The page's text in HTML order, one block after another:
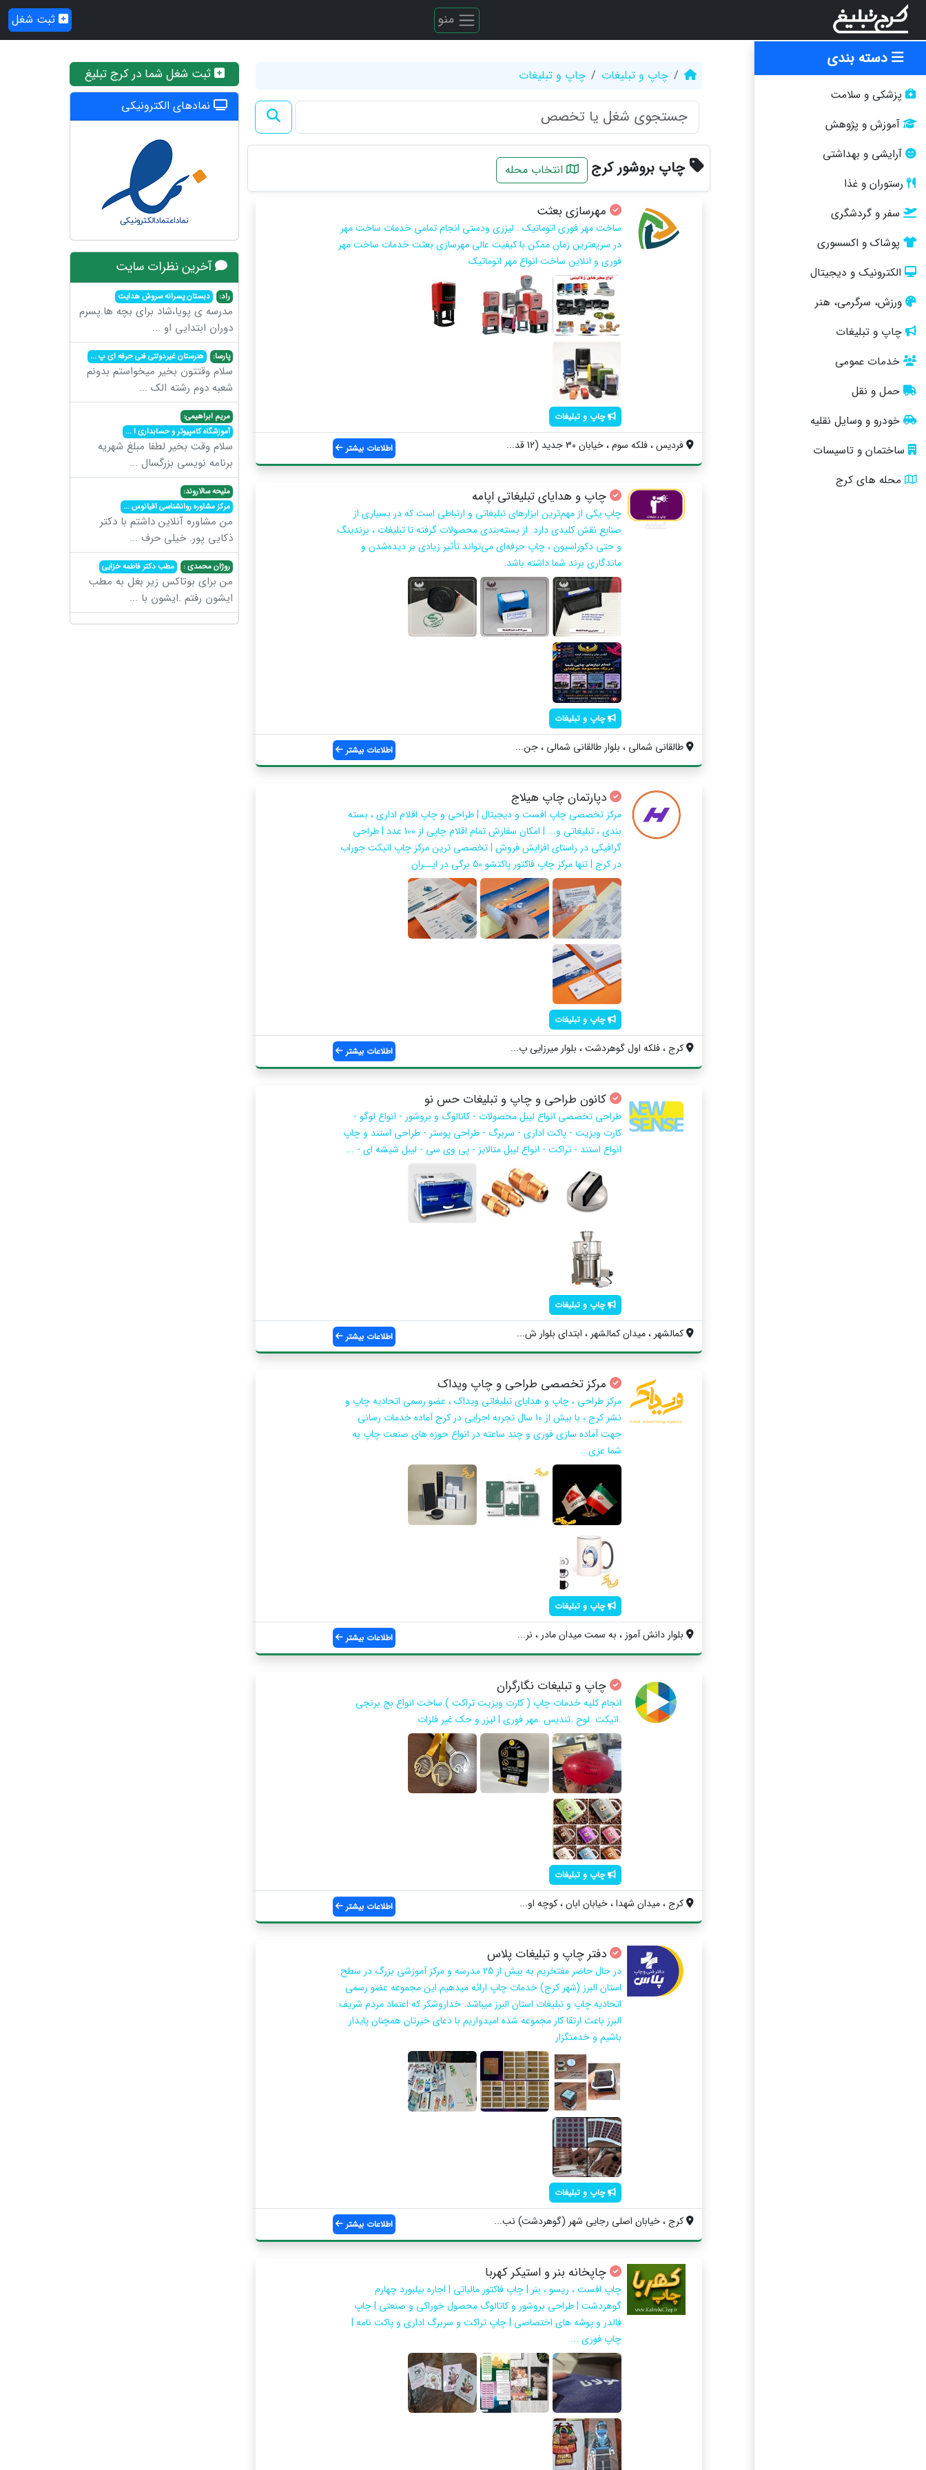
منو ثبت شغل
دسته بندی
پزشکی و سلامت
آموزش و پژوهش
آرایشی و بهداشتی
رستوران و غذا
سفر و گردشگری
پوشاک و اکسسوری
الکترونیک و دیجیتال
ورزش، سرگرمی، هنر
چاپ و تبلیغات
خدمات عمومی
حمل و نقل
خودرو و وسایل نقلیه
ساختمان و تاسیسات
محله های کرج
چاپ و تبلیغات چاپ و تبلیغات
چاپ بروشور کرج انتخاب محله
مهرسازی بعثت
ساخت مهر فوری اتوماتیک . لیزری ودستی انجام تمامی خدمات ساخت مهر
در سریعترین زمان ممکن با کیفیت عالی مهرسازی بعثت خدمات ساخت مهر
فوری و انلاین ساخت انواع مهر اتوماتیک
چاپ و تبلیغات
فردیس ، فلکه سوم ، خیابان 30 جدید (12 قد... اطلاعات بیشتر
چاپ و هدایای تبلیغاتی اپامه
چاپ یکی از مهم‌ترین ابزارهای تبلیغاتی و ارتباطی است که در بسیاری از
صنایع نقش کلیدی دارد. از بسته‌بندی محصولات گرفته تا تبلیغات ، برندینگ
و حتی دکوراسیون ، چاپ حرفه‌ای می‌تواند تأثیر زیادی بر دیده‌شدن و
ماندگاری برند شما داشته باشد.
چاپ و تبلیغات
طالقانی شمالی ، بلوار طالقانی شمالی ، جن... اطلاعات بیشتر
دپارتمان چاپ هیلاج
مرکز تخصصی چاپ افست و دیجیتال | طراحی و چاپ اقلام اداری ، بسته‌
بندی ، تبلیغاتی و... | امکان سفارش تمام اقلام چاپی از 100 عدد | طراحی
گرافیکی در راستای افزایش فروش | تخصصی ترین مرکز چاپ اتیکت جوراب
در کرج | تنها مرکز چاپ فاکتور پاکتشو 50 برگی در ایــران
چاپ و تبلیغات
کرج ، فلکه اول گوهردشت ، بلوار میرزایی پ... اطلاعات بیشتر
کانون طراحی و چاپ و تبلیغات حس نو
طراحی تخصصی انواع لیبل محصولات - کاتالوگ و بروشور - انواع لوگو -
کارت ویزیت - پاکت اداری - سربرگ - طراحی پوستر - طراحی استند و چاپ
انواع استند - تراکت - انواع لیبل متالایز - پی وی سی - لیبل شیشه ای - ...
چاپ و تبلیغات
کمالشهر ، میدان کمالشهر ، ابتدای بلوار ش... اطلاعات بیشتر
مرکز تخصصی طراحی و چاپ ویداک
مرکز طراحی ، چاپ و هدایای تبلیغاتی ویداک ، عضو رسمی اتحادیه چاپ و
نشر کرج ، با بیش از 10 سال تجربه اجرایی در کرج آماده خدمات رسانی
جهت آماده سازی فوری و چند ساعته در انواع حوزه های صنعت چاپ به
شما عزی...
چاپ و تبلیغات
بلوار دانش آموز ، به سمت میدان مادر ، نر... اطلاعات بیشتر
چاپ و تبلیغات نگارگران
انجام کلیه خدمات چاپ ( کارت ویزیت تراکت ) ساخت انواع بج برنجی
.اتیکت .لوح .تندیس .مهر فوری | لیزر و حک غیر فلزات
چاپ و تبلیغات
کرج ، میدان شهدا ، خیابان ابان ، کوچه او... اطلاعات بیشتر
دفتر چاپ و تبلیغات پلاس
در حال حاضر مفتخریم به بیش از 25 مدرسه و مرکز آموزشی بزرگ در سطح
استان البرز (شهر کرج) خدمات چاپ ارائه میدهیم.این مجموعه عضو رسمی
اتحادیه چاپ و تبلیغات استان البرز میباشد. خداروشکر که اعتماد مردم شریف
البرز باعث ارتقا کار مجموعه شده امیدواریم با دعای خیرتان همچنان پایدار
باشیم و خدمتگزار
چاپ و تبلیغات
کرج ، خیابان اصلی رجایی شهر (گوهردشت) نب... اطلاعات بیشتر
چاپخانه بنر و استیکر کهربا
چاپ افست ، ریسو ، بنر | چاپ فاکتور مالیاتی | اجاره بیلبورد چهارم
گوهردشت | طراحی بروشور و کاتالوگ محصول خوراکی و صنعتی | چاپ
فالدر و پوشه های اختصاصی | چاپ تراکت و سربرگ اداری و پاکت نامه |
چاپ فوری ...
ثبت شغل شما در کرج تبلیغ
نمادهای الکترونیکی
آخرین نظرات سایت
راد: دبستان پسرانه سروش هدایت
مدرسه ی پویا،شاد برای بچه ها.پسرم
دوران ابتدایی او ...
پارسا: هنرستان غیردولتی فنی حرفه ای پ...
سلام وقتتون بخیر میخواستم بدونم
شعبه دوم رشته الک ...
مریم ابراهیمی:
آموزشگاه کامپیوتر و حسابداری ا...
سلام وقت بخیر لطفا مبلغ شهریه
برنامه نویسی بزرگسال ...
ملیحه سالاروند:
مرکز مشاوره روانشناسی اقیانوس...
من مشاوره آنلاین داشتم با دکتر
ذکایی پور. خیلی حرف ...
روژان محمدی : مطب دکتر فاطمه خزایی
من برای بوتاکس زیر بغل به مطب
ایشون رفتم .ایشون با ...